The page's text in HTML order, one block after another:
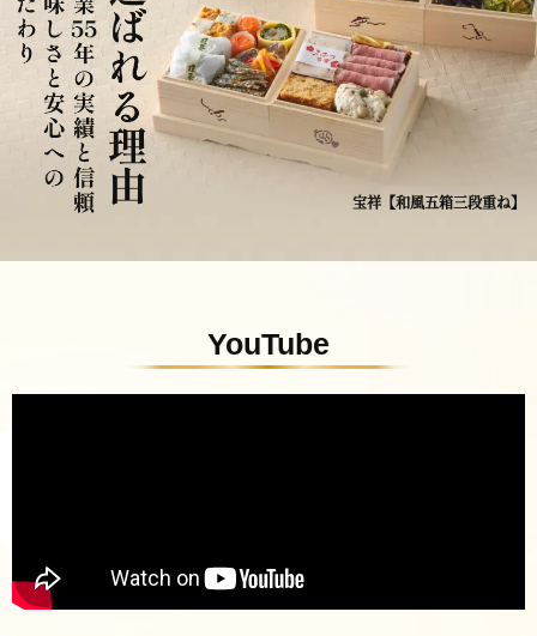
宝祥【和風五箱三段重ね】
YouTube